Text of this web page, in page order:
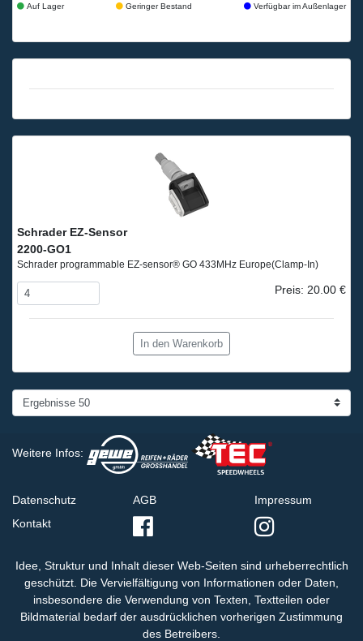
Auf Lager Geringer Bestand Verfügbar im Außenlager
Schrader EZ-Sensor
2200-GO1
Schrader programmable EZ-sensor® GO 433MHz Europe(Clamp-In)
Preis: 20.00 €
In den Warenkorb
Weitere Infos:
Datenschutz
Kontakt
AGB Impressum
Idee, Struktur und Inhalt dieser Web-Seiten sind urheberrechtlich
geschützt. Die Vervielfältigung von Informationen oder Daten,
insbesondere die Verwendung von Texten, Textteilen oder
Bildmaterial bedarf der ausdrücklichen vorherigen Zustimmung
des Betreibers.